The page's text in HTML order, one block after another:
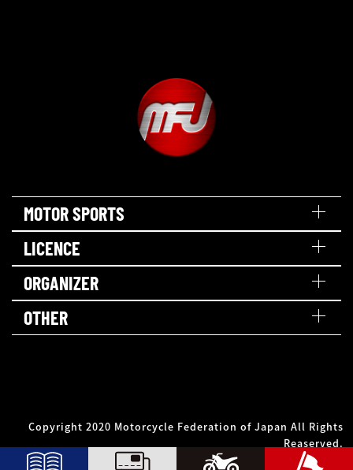
MOTOR SPORTS
LICENCE
ORGANIZER
OTHER
Copyright 2020 Motorcycle Federation of Japan All Rights
Reaserved.